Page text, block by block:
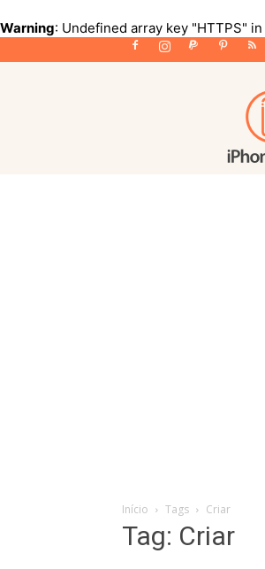
Warning: Undefined array key "HTTPS" in
Início Tags Criar
Tag: Criar